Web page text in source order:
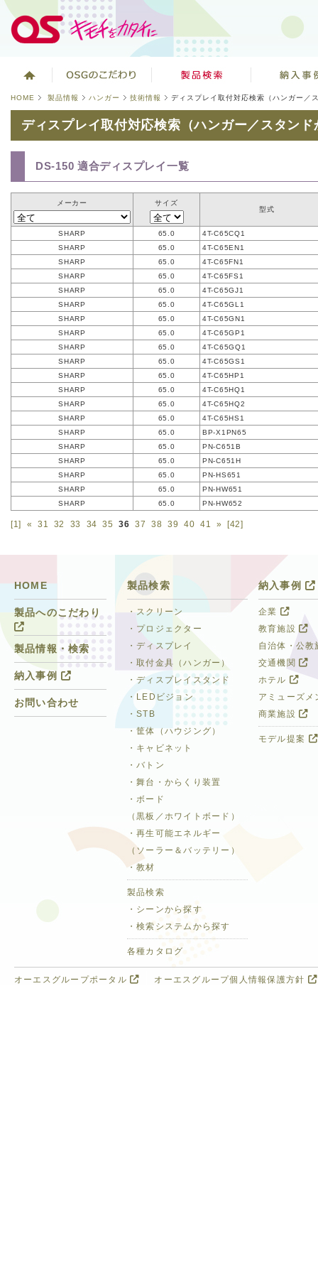
HOME 製品情報 ハンガー 技術情報 ディスプレイ取付対応検索（ハンガー／
ディスプレイ取付対応検索（ハンガー／スタン
DS-150 適合ディスプレイ一覧
メーカー
サイズ
型式
SHARP 65.0
4T-C65CQ1
SHARP
65.0
4T-C65EN1
SHARP
65.0
4T-C65FN1
SHARP
65.0
4T-C65FS1
SHARP
65.0
4T-C65GJ1
SHARP
65.0
4T-C65GL1
SHARP
65.0
4T-C65GN1
SHARP
65.0
4T-C65GP1
SHARP
65.0
4T-C65GQ1
SHARP
65.0
4T-C65GS1
SHARP
65.0
4T-C65HP1
SHARP
65.0
4T-C65HQ1
SHARP
65.0
4T-C65HQ2
SHARP
65.0
4T-C65HS1
SHARP
65.0
BP-X1PN65
SHARP
65.0
PN-C651B
SHARP
65.0
PN-C651H
SHARP
65.0
PN-HS651
SHARP
65.0
PN-HW651
SHARP
65.0 PN-HW652
[1] « 31 32 33 34 35 36 37 38 39 40 41 » [42]
HOME
製品へのこだわり
製品情報・検索
納入事例
お問い合わせ
納入事例
企業
教育施設
自治体・公教
交通機関
ホテル
アミューズ
商業施設
モデル提案
製品検索
・スクリーン
・プロジェクター
・ディスプレイ
・取付金具（ハンガー）
・ディスプレイスタンド
・LEDビジョン
・STB
・筐体（ハウジング）
・キャビネット
・バトン
・舞台・からくり装置
・ボード
（黒板／ホワイトボード）
・再生可能エネルギー
（ソーラー＆バッテリー）
・教材
製品検索
・シーンから探す
・検索システムから探す
各種カタログ
オーエスグループポータル オーエスグループ個人情報保護方針